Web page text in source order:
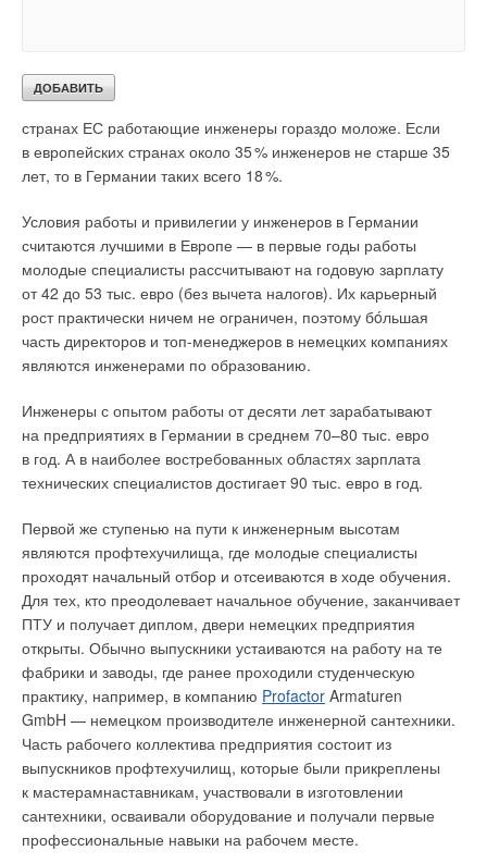
Средний возраст специалистов в инженерной отрасли
в Германии составляет от 46 до 55 лет и старше. В других
странах ЕС работающие инженеры гораздо моложе. Если
в европейских странах около 35% инженеров не старше 35
лет, то в Германии таких всего 18%.
Условия работы и привилегии у инженеров в Германии
считаются лучшими в Европе — в первые годы работы
молодые специалисты рассчитывают на годовую зарплату
от 42 до 53 тыс. евро (без вычета налогов). Их карьерный
рост практически ничем не ограничен, поэтому бóльшая
часть директоров и топ-менеджеров в немецких компаниях
являются инженерами по образованию.
Инженеры с опытом работы от десяти лет зарабатывают
на предприятиях в Германии в среднем 70–80 тыс. евро
в год. А в наиболее востребованных областях зарплата
технических специалистов достигает 90 тыс. евро в год.
Первой же ступенью на пути к инженерным высотам
являются профтехучилища, где молодые специалисты
проходят начальный отбор и отсеиваются в ходе обучения.
Для тех, кто преодолевает начальное обучение, заканчивает
ПТУ и получает диплом, двери немецких предприятия
открыты. Обычно выпускники устаиваются на работу на те
фабрики и заводы, где ранее проходили студенческую
практику, например, в компанию Profactor Armaturen
GmbH — немецком производителе инженерной сантехники.
Часть рабочего коллектива предприятия состоит из
выпускников профтехучилищ, которые были прикреплены
к мастерамнаставникам, участвовали в изготовлении
сантехники, осваивали оборудование и получали первые
профессиональные навыки на рабочем месте.